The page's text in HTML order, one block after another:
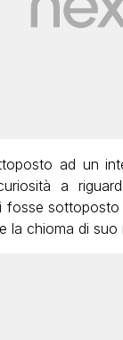
ad un
a
sottoposto
la chioma di